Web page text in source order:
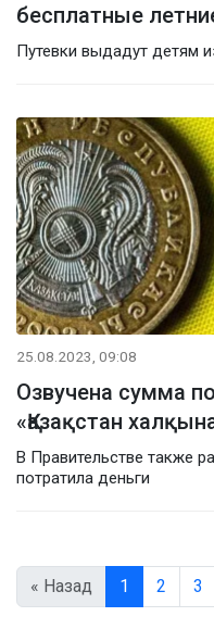
бесплатные
Путевки выдадут детям
25.08.2023, 09:08
Озвучена сумма
«Қазақстан
В Правительстве также
потратила деньги
« Назад 1 2 3